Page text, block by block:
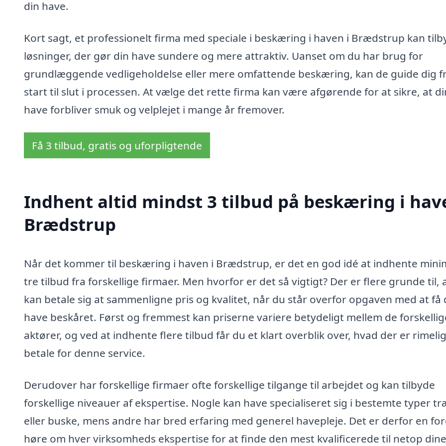
din have.
Kort sagt, et professionelt firma med speciale i beskæring i haven i Brædstrup kan
løsninger, der gør din have sundere og mere attraktiv. Uanset om du har brug for
grundlæggende vedligeholdelse eller mere omfattende beskæring, kan de guide dig
start til slut i processen. At vælge det rette firma kan være afgørende for at sikre, at
have forbliver smuk og velplejet i mange år fremover.
Få 3 tilbud, gratis og uforpligtende
Indhent altid mindst 3 tilbud på beskæring i
Brædstrup
Når det kommer til beskæring i haven i Brædstrup, er det en god idé at indhente
tre tilbud fra forskellige firmaer. Men hvorfor er det så vigtigt? Der er flere grunde til,
kan betale sig at sammenligne pris og kvalitet, når du står overfor opgaven med at få
have beskåret. Først og fremmest kan priserne variere betydeligt mellem de
aktører, og ved at indhente flere tilbud får du et klart overblik over, hvad der er
betale for denne service.
Derudover har forskellige firmaer ofte forskellige tilgange til arbejdet og kan tilbyde
forskellige niveauer af ekspertise. Nogle kan have specialiseret sig i bestemte typer
eller buske, mens andre har bred erfaring med generel havepleje. Det er derfor en
høre om hver virksomheds ekspertise for at finde den mest kvalificerede til netop dine